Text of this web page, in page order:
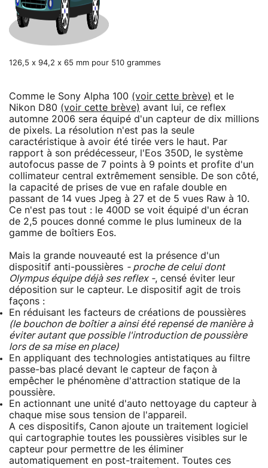
126,5 x 94,2 x 65 mm pour 510 grammes
Comme le Sony Alpha 100 (voir cette brève) et le
Nikon D80 (voir cette brève) avant lui, ce reflex
automne 2006 sera équipé d'un capteur de dix millions
de pixels. La résolution n'est pas la seule
caractéristique à avoir été tirée vers le haut. Par
rapport à son prédécesseur, l'Eos 350D, le système
autofocus passe de 7 points à 9 points et profite d'un
collimateur central extrêmement sensible. De son côté,
la capacité de prises de vue en rafale double en
passant de 14 vues Jpeg à 27 et de 5 vues Raw à 10.
Ce n'est pas tout : le 400D se voit équipé d'un écran
de 2,5 pouces donné comme le plus lumineux de la
gamme de boîtiers Eos.
Mais la grande nouveauté est la présence d'un
dispositif anti-poussières - proche de celui dont
Olympus équipe déjà ses reflex -, censé éviter leur
déposition sur le capteur. Le dispositif agit de trois
façons :
En réduisant les facteurs de créations de poussières
(le bouchon de boîtier a ainsi été repensé de manière à
éviter autant que possible l'introduction de poussière
lors de sa mise en place)
En appliquant des technologies antistatiques au filtre
passe-bas placé devant le capteur de façon à
empêcher le phénomène d'attraction statique de la
poussière.
En actionnant une unité d'auto nettoyage du capteur à
chaque mise sous tension de l'appareil.
A ces dispositifs, Canon ajoute un traitement logiciel
qui cartographie toutes les poussières visibles sur le
capteur pour permettre de les éliminer
automatiquement en post-traitement. Toutes ces